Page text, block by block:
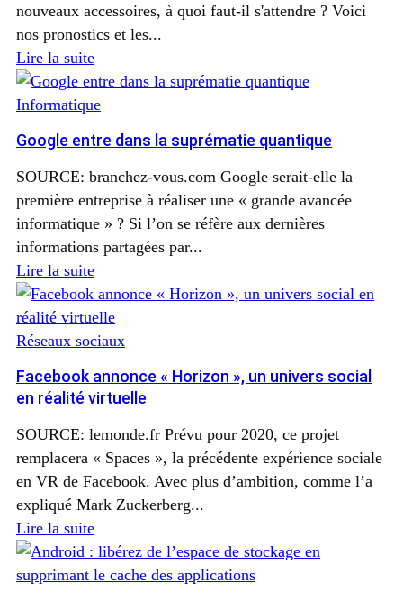
nouveaux accessoires, à quoi faut-il s'attendre ? Voici
nos pronostics et les...
Lire la suite
Informatique
Google entre dans la suprématie quantique
SOURCE: branchez-vous.com Google serait-elle la
première entreprise à réaliser une « grande avancée
informatique » ? Si l’on se réfère aux dernières
informations partagées par...
Lire la suite
Réseaux sociaux
Facebook annonce « Horizon », un univers social
en réalité virtuelle
SOURCE: lemonde.fr Prévu pour 2020, ce projet
remplacera « Spaces », la précédente expérience sociale
en VR de Facebook. Avec plus d’ambition, comme l’a
expliqué Mark Zuckerberg...
Lire la suite